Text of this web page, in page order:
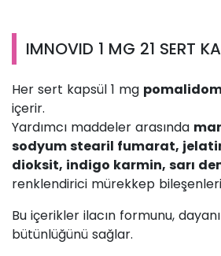
IMNOVID 1 MG 21 SERT
Her sert kapsül 1 mg
içerir.
Yardımcı maddeler arasında
sodyum stearil fumarat,
dioksit, indigo karmin, sarı
renklendirici mürekkep
Bu içerikler ilacın formunu,
bütünlüğünü sağlar.